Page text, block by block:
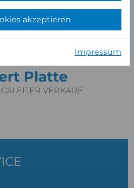
Platte
VERKAUF
akzeptieren
Impressum